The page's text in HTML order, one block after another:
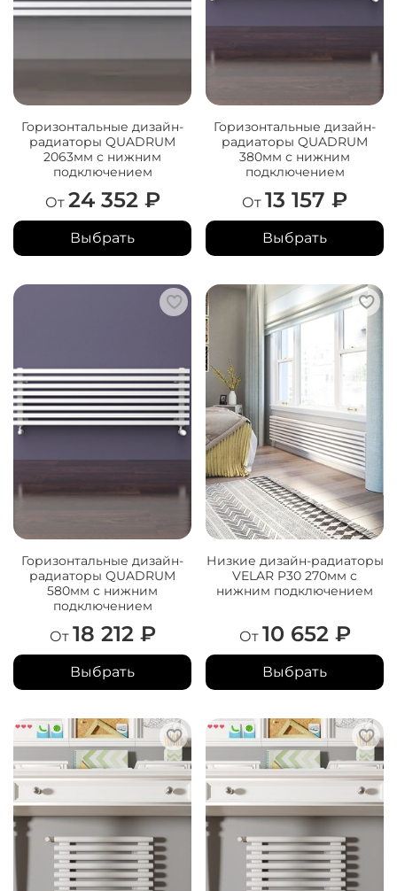
Горизонтальные дизайн-
радиаторы QUADRUM
2063мм с нижним
подключением
От 24 352 ₽
Выбрать
Горизонтальные дизайн-
радиаторы QUADRUM
380мм с нижним
подключением
От 13 157 ₽
Выбрать
Горизонтальные дизайн-
радиаторы QUADRUM
580мм с нижним
подключением
От 18 212 ₽
Выбрать
Низкие дизайн-радиаторы
VELAR P30 270мм с
нижним подключением
От 10 652 ₽
Выбрать